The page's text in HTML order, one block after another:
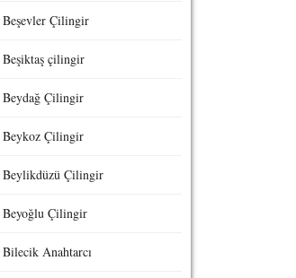
Beşevler Çilingir
Beşiktaş çilingir
Beydağ Çilingir
Beykoz Çilingir
Beylikdüzü Çilingir
Beyoğlu Çilingir
Bilecik Anahtarcı